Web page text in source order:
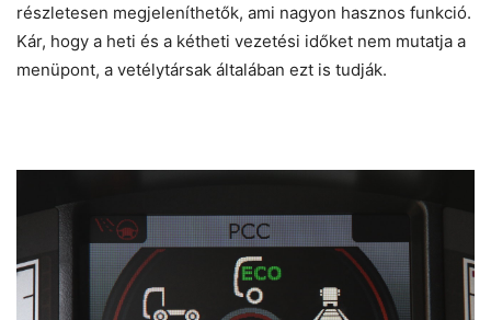
részletesen megjeleníthetők, ami nagyon hasznos funkció.
Kár, hogy a heti és a kétheti vezetési időket nem mutatja a
menüpont, a vetélytársak általában ezt is tudják.